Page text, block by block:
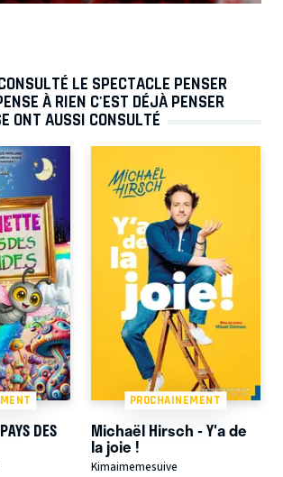
LE SPECTACLE PENSER
À RIEN C'EST DÉJÀ PENSER
ONT AUSSI CONSULTÉ
DES
PROCHAINEMENT
Michaël Hirsch - Y'a de
la joie !
Kimaimemesuive